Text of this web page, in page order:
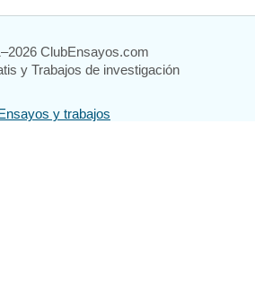
ClubEnsayos.com
y Trabajos de investigación
y trabajos